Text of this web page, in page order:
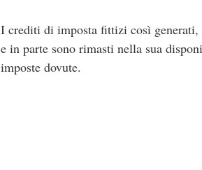
I crediti di imposta fittizi così generati,
e in parte sono rimasti nella sua
imposte dovute.